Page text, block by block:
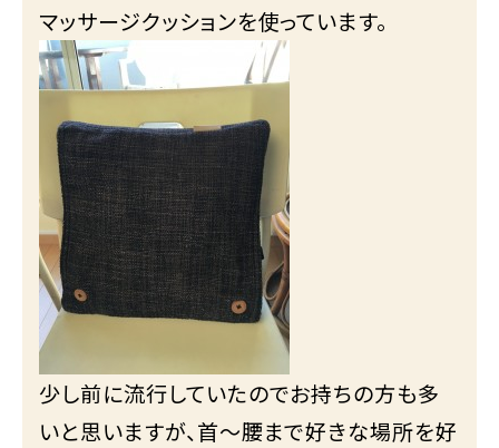
マッサージクッションを使っています。
少し前に流行していたのでお持ちの方も多
いと思いますが、首～腰まで好きな場所を好